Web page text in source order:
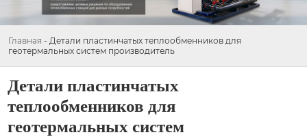
Главная - Детали пластинчатых теплообменников для
геотермальных систем производитель
Детали пластинчатых
теплообменников для
геотермальных систем